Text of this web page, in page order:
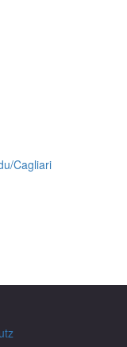
Cagliari